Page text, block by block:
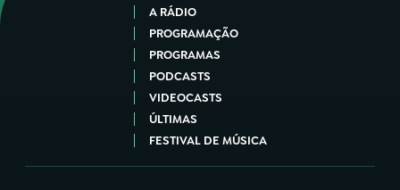
A RÁDIO
PROGRAMAÇÃO
PROGRAMAS
PODCASTS
VIDEOCASTS
ÚLTIMAS
FESTIVAL DE MÚSICA